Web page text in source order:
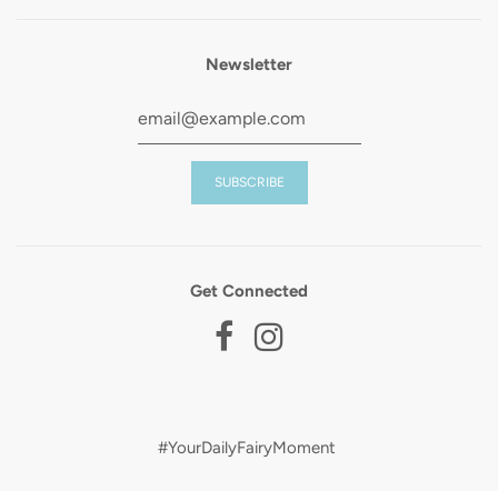
Newsletter
Get Connected
#YourDailyFairyMoment